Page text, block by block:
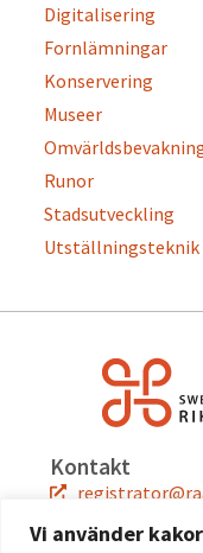
Vi använder
Digitalisering
Fornlämningar
Konservering
Museer
Runor
Stadsutveckling
Utställningsteknik
Kontakt
08-5191 80 00